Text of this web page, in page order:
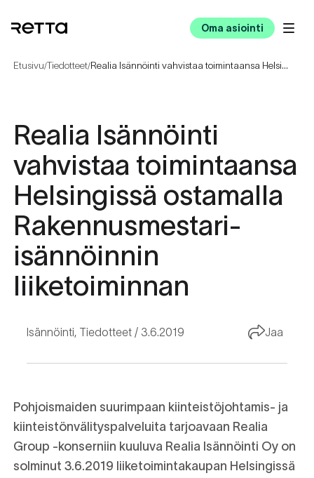
Oma asiointi
Etusivu/Tiedotteet/ Realia Isännöinti vahvistaa toimintaansa Helsingissä ostamalla Rakennusmestari-isännöinnin liiketoiminnan
Realia Isännöinti
vahvistaa toimintaansa
Helsingissä ostamalla
Rakennusmestari-
isännöinnin
liiketoiminnan
Isännöinti Tiedotteet 3.6.2019 Jaa
Pohjoismaiden suurimpaan kiinteistöjohtamis- ja
kiinteistönvälityspalveluita tarjoavaan Realia
Group -konserniin kuuluva Realia Isännöinti Oy on
solminut 3.6.2019 liiketoimintakaupan Helsingissä